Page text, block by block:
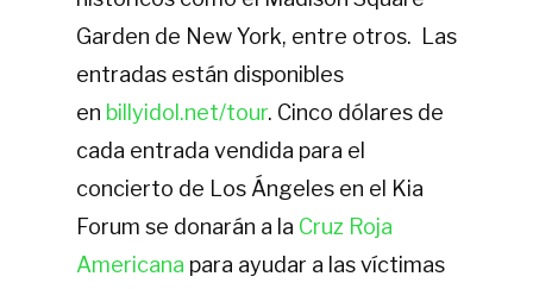
Garden de New York, entre otros. Las
entradas están disponibles
en billyidol.net/tour. Cinco dólares de
cada entrada vendida para el
concierto de Los Ángeles en el Kia
Forum se donarán a la Cruz Roja
Americana para ayudar a las víctimas